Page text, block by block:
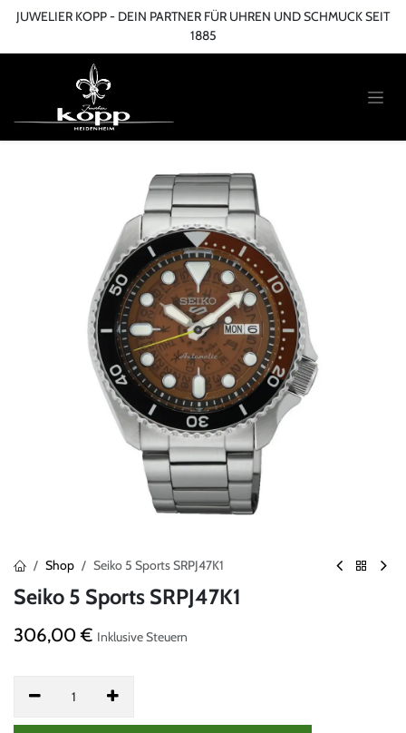
Zum Inhalt springen
JUWELIER KOPP - DEIN PARTNER FÜR UHREN UND SCHMUCK SEIT
1885
Shop Seiko 5 Sports SRPJ47K1
Seiko 5 Sports SRPJ47K1
306,00€ Inklusive Steuern